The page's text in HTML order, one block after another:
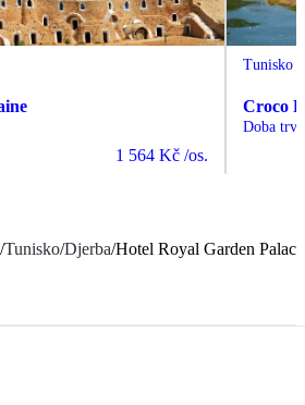
1 564 Kč /os.
Tunisko
Croco
Doba
/Tunisko/Djerba/Hotel Royal Garden Palace